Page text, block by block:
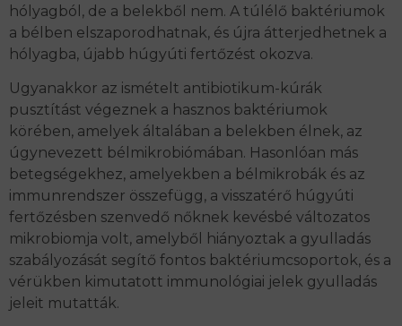
hólyagból, de a belekből nem. A túlélő baktériumok
a bélben elszaporodhatnak, és újra átterjedhetnek a
hólyagba, újabb húgyúti fertőzést okozva.
Ugyanakkor az ismételt antibiotikum-kúrák
pusztítást végeznek a hasznos baktériumok
körében, amelyek általában a belekben élnek, az
úgynevezett bélmikrobiómában. Hasonlóan más
betegségekhez, amelyekben a bélmikrobák és az
immunrendszer összefügg, a visszatérő húgyúti
fertőzésben szenvedő nőknek kevésbé változatos
mikrobiomja volt, amelyből hiányoztak a gyulladás
szabályozását segítő fontos baktériumcsoportok, és a
vérükben kimutatott immunológiai jelek gyulladás
jeleit mutatták.